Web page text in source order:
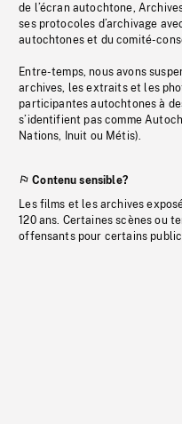
de l’écran autochtone,
ses protocoles d’archivage
autochtones et du comité-
Entre-temps, nous avons
archives, les extraits et les
participantes autochtones à
s’identifient pas comme
Nations, Inuit ou Métis).
Contenu sensible?
Les films et les archives
120 ans. Certaines scènes ou
offensants pour certains